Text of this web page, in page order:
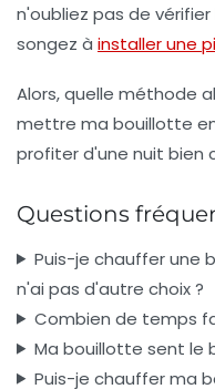
n'oubliez pas de
songez à installer une
Alors, quelle méthode
mettre ma bouillotte
profiter d'une nuit bien
Questions
Puis-je chauffer une
n'ai pas d'autre choix ?
Combien de temps
Ma bouillotte sent le
Puis-je chauffer ma